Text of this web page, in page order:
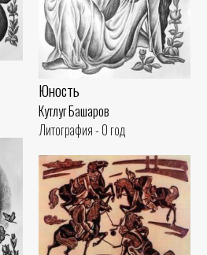
Юность
Кутлуг Башаров
Литография - 0 год